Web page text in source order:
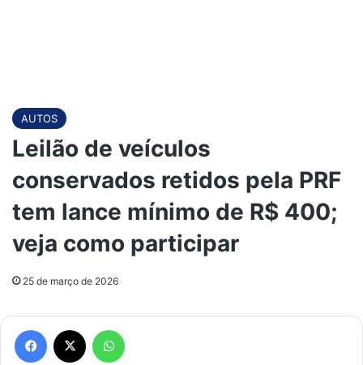
AUTOS
Leilão de veículos
conservados retidos pela PRF
tem lance mínimo de R$ 400;
veja como participar
25 de março de 2026
Facebook